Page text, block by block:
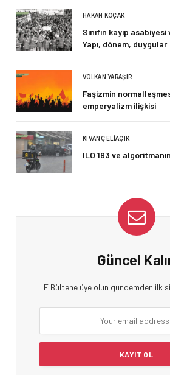
HAKAN KOÇAK
Sınıfın kayıp
Yapı, dönem, duygular
VOLKAN YARAŞIR
Faşizmin
emperyalizm ilişkisi
KIVANÇ ELIAÇIK
ILO 193 ve
Güncel
E Bültene üye olun gündemden ilk